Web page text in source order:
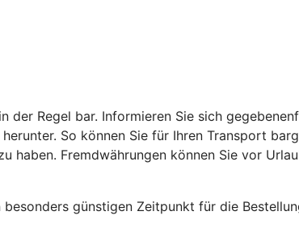
Regel bar. Informieren Sie sich
So können Sie für Ihren Transport
haben. Fremdwährungen können Sie vor
günstigen Zeitpunkt für die